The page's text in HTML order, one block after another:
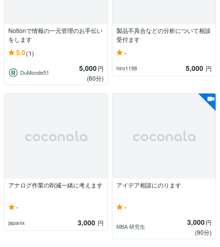
Notionで情報の一元管理のお手伝い
をします
5.0(1)
DuMonde51 5,000円
(60分)
製品不具合などの分析について相談
受付ます
-
hiro1198 5,000 円
アナログ作業の削減一緒に考えます
-
japanix 3,000 円
アイデア相談にのります
-
MBA 研究生 3,000円
(90分)